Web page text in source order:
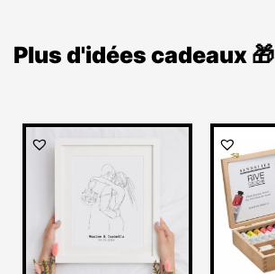
Plus d'idées cadeaux 🎁